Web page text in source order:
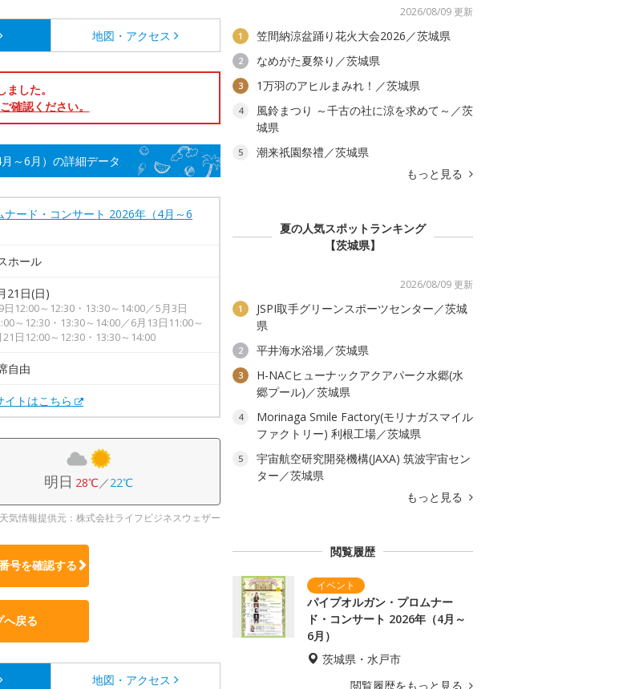
地図・アクセス
した。
確認ください。
～6月）の詳細データ
ード・コンサート 2026年（4月～6
ホール
21日(日)
12:00～12:30・13:30～14:00／5月3日
～12:30・13:30～14:00／6月13日11:00～
日12:00～12:30・13:30～14:00
自由
トはこちら
明日 28℃／22℃
天気情報提供元：株式会社ライフビジネスウェザー
号を確認する
へ戻る
地図・アクセス
2026/08/09 更新
1 笠間納涼盆踊り花火大会2026／茨城県
2 なめがた夏祭り／茨城県
3 1万羽のアヒルまみれ！／茨城県
4
風鈴まつり ～千古の社に涼を求めて～／茨
城県
5
潮来祇園祭禮／茨城県
もっと見る
夏の人気スポットランキング
【茨城県】
2026/08/09 更新
1
JSPI取手グリーンスポーツセンター／茨城
県
2 平井海水浴場／茨城県
3
H-NACヒューナックアクアパーク水郷(水
郷プール)／茨城県
4
Morinaga Smile Factory(モリナガスマイル
ファクトリー) 利根工場／茨城県
5
宇宙航空研究開発機構(JAXA) 筑波宇宙セン
ター／茨城県
もっと見る
閲覧履歴
パイプオルガン・プロムナー
ド・コンサート 2026年（4月～
6月）
茨城県・水戸市
閲覧履歴をもっと見る